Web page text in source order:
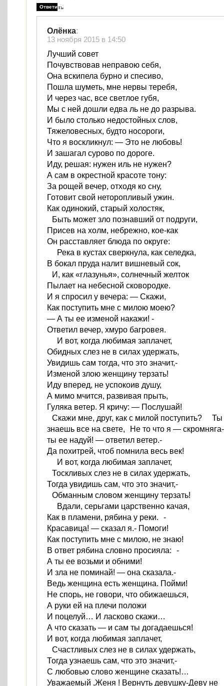
Ответить
Oлёнка:
13 ноября 2015 в 14:50
Лучший совет
Почувствовав неправою себя,
Она вскипела бурно и спесиво,
Пошла шуметь, мне нервы теребя,
И через час, все светлое губя,
Мы с ней дошли едва ль не до разрыва.
И было столько недостойных слов,
Тяжеловесных, будто носороги,
Что я воскликнул: — Это не любовь!
И зашагал сурово по дороге.
Иду, решая: нужен иль не нужен?
А сам в окрестной красоте тону:
За рощей вечер, отходя ко сну,
Готовит свой неторопливый ужин.
Как одинокий, старый холостяк,
Быть может зло познавший от подруги,
Присев на холм, небрежно, кое-как
Он расставляет блюда по округе:
Река в кустах сверкнула, как селедка,
В бокал пруда налит вишневый сок,
И, как «глазунья», солнечный желток
Пылает на небесной сковородке.
И я спросил у вечера: — Скажи,
Как поступить мне с милою моею?
— А ты ее изменой накажи! -
Ответил вечер, хмуро багровея.
И вот, когда любимая заплачет,
Обидных слез не в силах удержать,
Увидишь сам тогда, что это значит,-
Изменой злою женщину терзать!
Иду вперед, не успокоив душу,
А мимо мчится, развивая прыть,
Гуляка ветер. Я кричу: — Послушай!
Скажи мне, друг, как с милой поступить?
знаешь все на свете, Не то что я —
ты ее надуй! — ответил ветер.-
Да похитрей, чтоб помнила весь век!
И вот, когда любимая заплачет,
Тоскливых слез не в силах удержать,
Тогда увидишь сам, что это значит,-
Обманным словом женщину терзать!
Вдали, серьгами царственно качая,
Как в пламени, рябина у реки. -
Красавица! — сказал я.- Помоги!
Как поступить мне с милою, не знаю!
В ответ рябина словно просияла: -
А ты ее возьми и обними!
И зла не поминай! — она сказала.-
Ведь женщина есть женщина. Пойми!
Не спорь, не говори, что обижаешься,
А руки ей на плечи положи
И поцелуй… И ласково скажи…
А что сказать — и сам ты догадаешься!
И вот, когда любимая заплачет,
Счастливых слез не в силах удержать,
Тогда узнаешь сам, что это значит,-
С любовью слово женщине сказать!…
Уважаемый ,Женя ! Вернуть девушку-Деву не